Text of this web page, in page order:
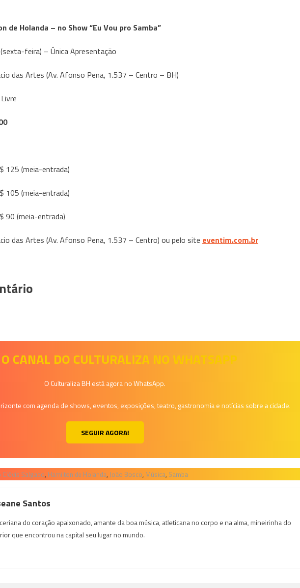
de Holanda – no Show “Eu Vou pro Samba”
feira) – Única Apresentação
das Artes (Av. Afonso Pena, 1.537 – Centro – BH)
125 (meia-entrada)
105 (meia-entrada)
90 (meia-entrada)
das Artes (Av. Afonso Pena, 1.537 – Centro) ou pelo site eventim.com.br
CANAL DO CULTURALIZA NO WHATSAPP
O Culturaliza BH está agora no WhatsApp.
com agenda de shows, eventos, exposições, teatro, gastronomia e notícias sobre a cidade.
SEGUIR AGORA!
Clóvis Salgado, Hamilton de Holanda, João Bosco, Música, Samba
Santos
do coração apaixonado, amante da boa música, atleticana no corpo e na alma, mineirinha do
que encontrou na capital seu lugar no mundo.